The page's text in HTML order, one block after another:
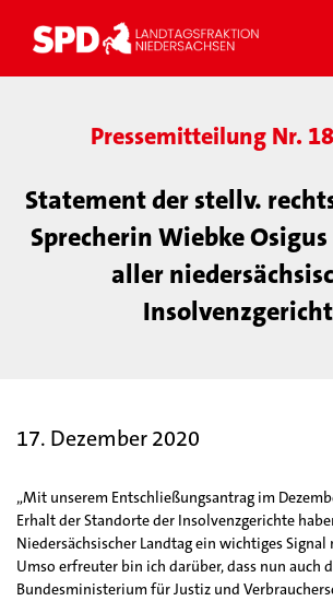
Pressemitteilung Nr.
Statement der stellv.
Sprecherin Wiebke
aller
17. Dezember 2020
„Mit unserem Entschließungsantrag im
Erhalt der Standorte der Insolvenzgerichte
Niedersächsischer Landtag ein wichtiges Signal
Umso erfreuter bin ich darüber, dass nun auch
Bundesministerium für Justiz und